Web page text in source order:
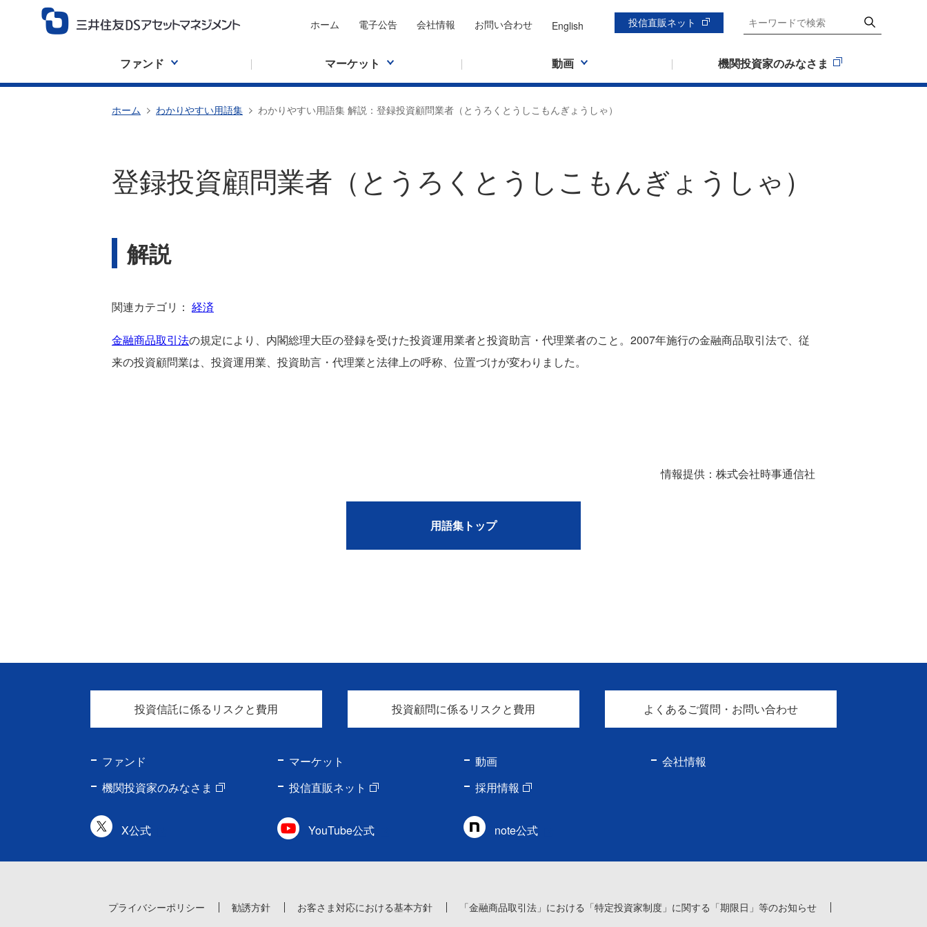
ホーム 電子公告 会社情報 お問い合わせ English 投信直販ネット
ファンド マーケット 動画 機関投資家のみなさま
ホーム わかりやすい用語集 わかりやすい用語集 解説：登録投資顧問業者（とうろくとうしこもんぎょうしゃ）
登録投資顧問業者（とうろくとうしこもんぎょうしゃ）
解説
関連カテゴリ： 経済
金融商品取引法の規定により、内閣総理大臣の登録を受けた投資運用業者と投資助言・代理業者のこと。2007年施行の金融商品取引法で、従
来の投資顧問業は、投資運用業、投資助言・代理業と法律上の呼称、位置づけが変わりました。
情報提供：株式会社時事通信社
用語集トップ
投資信託に係るリスクと費用 投資顧問に係るリスクと費用 よくあるご質問・お問い合わせ
ファンド マーケット 動画
会社情報
機関投資家のみなさま
投信直販ネット 採用情報
X公式 YouTube公式 note公式
プライバシーポリシー 勧誘方針 お客さま対応における基本方針 「金融商品取引法」における「特定投資家制度」に関する「期限日」等のお知らせ